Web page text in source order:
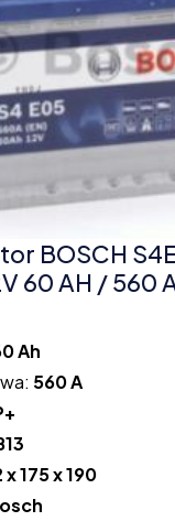
BOSCH
60 AH / 560
Ah
560 A
x 175 x 190